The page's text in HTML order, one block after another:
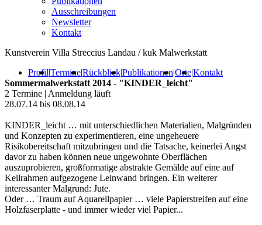
Ausschreibungen
Newsletter
Kontakt
Kunstverein Villa Streccius Landau / kuk Malwerkstatt
Profil|Termine|Rückblick|Publikationen|Orte|Kontakt
Sommermalwerkstatt 2014 - "KINDER_leicht"
2 Termine | Anmeldung läuft
28.07.14 bis 08.08.14
KINDER_leicht … mit unterschiedlichen Materialien, Malgründen
und Konzepten zu experimentieren, eine ungeheuere
Risikobereitschaft mitzubringen und die Tatsache, keinerlei Angst
davor zu haben können neue ungewohnte Oberflächen
auszuprobieren, großformatige abstrakte Gemälde auf eine auf
Keilrahmen aufgezogene Leinwand bringen. Ein weiterer
interessanter Malgrund: Jute.
Oder … Traum auf Aquarellpapier … viele Papierstreifen auf eine
Holzfaserplatte - und immer wieder viel Papier...